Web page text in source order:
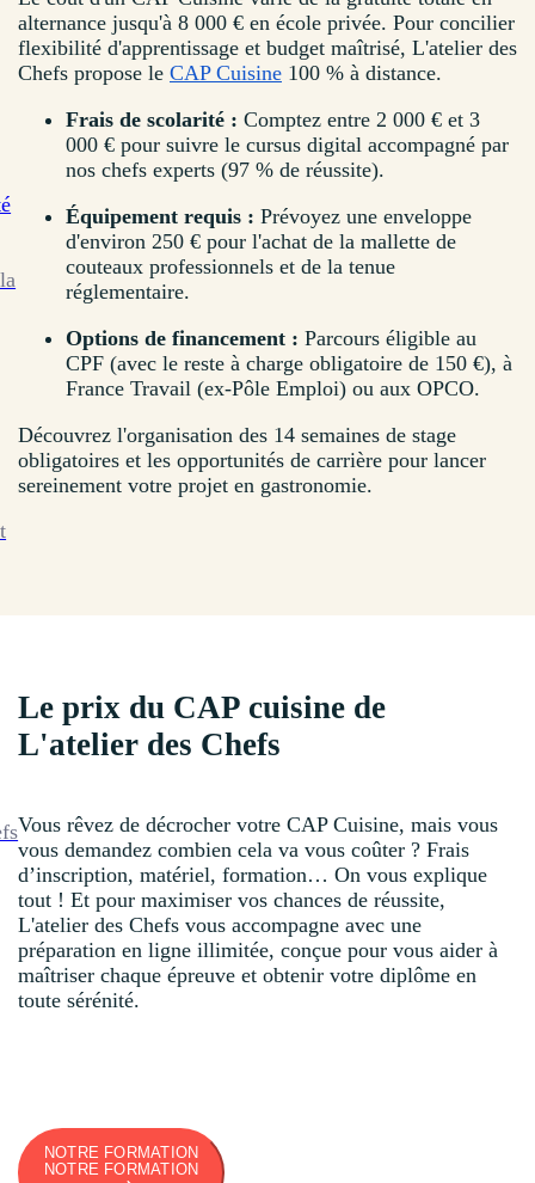
alternance jusqu'à 8 000 € en école privée. Pour concilier
flexibilité d'apprentissage et budget maîtrisé, L'atelier des
Chefs propose le CAP Cuisine 100 % à distance.
Frais de scolarité : Comptez entre 2 000 € et 3
000 € pour suivre le cursus digital accompagné par
nos chefs experts (97 % de réussite).
Équipement requis : Prévoyez une enveloppe
d'environ 250 € pour l'achat de la mallette de
couteaux professionnels et de la tenue
réglementaire.
Options de financement : Parcours éligible au
CPF (avec le reste à charge obligatoire de 150 €), à
France Travail (ex-Pôle Emploi) ou aux OPCO.
Découvrez l'organisation des 14 semaines de stage
obligatoires et les opportunités de carrière pour lancer
sereinement votre projet en gastronomie.
Le prix du CAP cuisine de
L'atelier des Chefs
Vous rêvez de décrocher votre CAP Cuisine, mais vous
vous demandez combien cela va vous coûter ? Frais
d’inscription, matériel, formation… On vous explique
tout ! Et pour maximiser vos chances de réussite,
L'atelier des Chefs vous accompagne avec une
préparation en ligne illimitée, conçue pour vous aider à
maîtriser chaque épreuve et obtenir votre diplôme en
toute sérénité.
NOTRE FORMATION
NOTRE FORMATION